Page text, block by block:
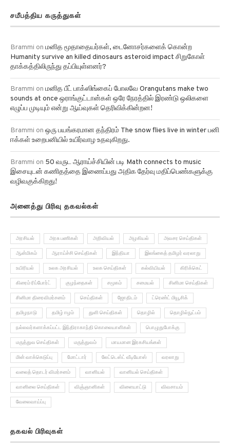
Humanity survive an killed dinosaurs asteroid impact சிறுகோள்
தாக்கத்திலிருந்து தப்பியுள்ளனர்?
Brammionமனித பீட் பாக்ஸிங்கைப் போலவே Orangutans make two
sounds at once ஒராங்குட்டான்கள் ஒரே நேரத்தில் இரண்டு ஒலிகளை
எழுப்ப முடியும் என்று ஆய்வுகள் தெரிவிக்கின்றன!
Brammionஒரு பயங்கரமான தந்திரம் The snow flies live in winter பனி
ஈக்கள் உறைபனியில் உயிர்வாழ உதவுகிறது.
Brammion50 வருட ஆராய்ச்சியின் படி Math connects to music
இசையுடன் கணிதத்தை இணைப்பது அதிக தேர்வு மதிப்பெண்களுக்கு
வழிவகுக்கிறது!
ஆன்மிகம் ஆராய்ச்சி செய்திகள் இந்தியா இலங்கைத் தமிழர் வரலாறு
உயிரியல் உலக அரசியல் உலக செய்திகள் கல்வியியல் கிரிக்கெட்
கிரைம் ரிப்போர்ட் குழந்தைகள் சமூகம் சமையல் சினிமா செய்திகள்
சினிமா திரைவிமர்சனம் செய்திகள் ஜோதிடம் ட்ரெண்ட் மியூசிக்
தமிழநாடு தமிழ் ஈழம் துளி செய்திகள் தொழில் தொழில்நுட்பம்
நல்லவர்களாக்கப்பட்ட இந்திராகாந்தி கொலையாளிகள் பொழுதுபோக்கு
மருத்துவ செய்திகள் மருத்துவம் மாயமான இரகசியங்கள்
மின் வாக்கெடுப்பு மோட்டார் லேட்டெஸ்ட் வீடியோஸ்
வலைத் தொடர் விமர்சனம் வானியல் வானியல் செய்திகள்
வானிலை செய்திகள் விஞ்ஞானிகள் விளையாட்டு விவசாயம்
வேலைவாய்ப்பு